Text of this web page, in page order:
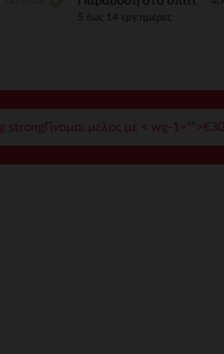
σας 5 έως 14 εργ.ημέρες
strongΓίνομαι μέλος με < wg-